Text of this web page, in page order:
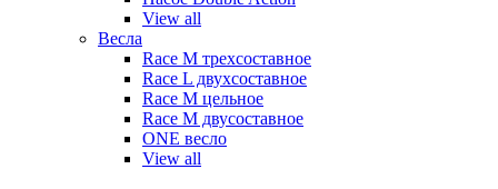
View all
Весла
Race М трехсоставное
Race L двухсоставное
Race М цельное
Race М двусоставное
ONE весло
View all